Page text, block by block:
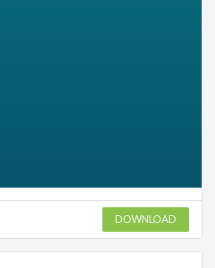
DOWNLOAD